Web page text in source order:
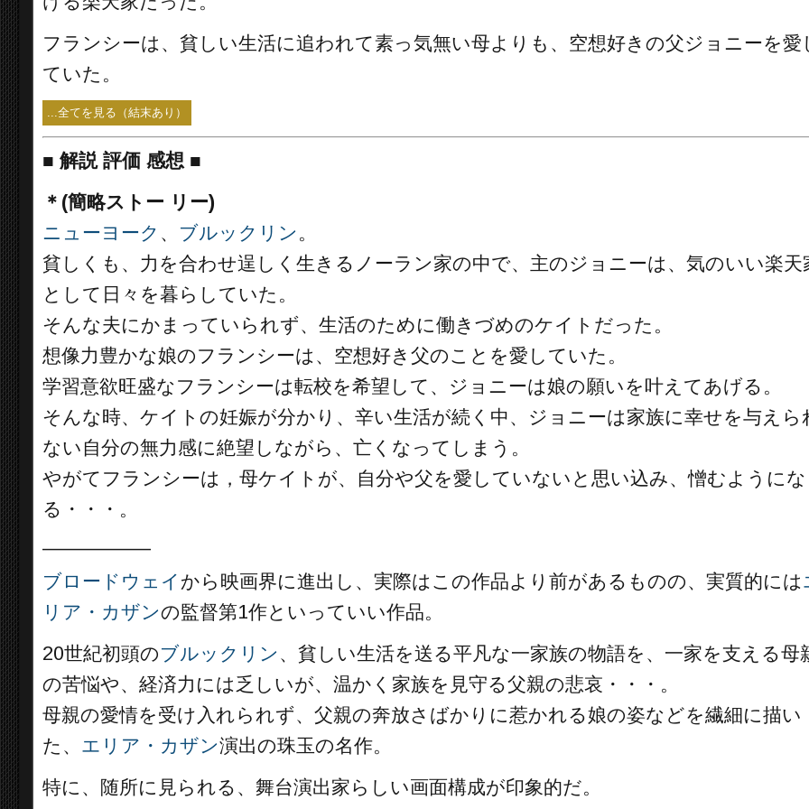
フランシーは、貧しい生活に追われて素っ気無い母よりも、空想好きの父ジョニーを愛
ていた。
...全てを見る（結末あり）
■ 解説 評価 感想 ■
＊(簡略ストー リー)
ニューヨーク 、 ブルックリン 。
貧しくも、力を合わせ逞しく生きるノーラン家の中で、主のジョニーは、気のいい楽天
として日々を暮らしていた。
そんな夫にかまっていられず、生活のために働きづめのケイトだった。
想像力豊かな娘のフランシーは、空想好き父のことを愛していた。
学習意欲旺盛なフランシーは転校を希望して、ジョニーは娘の願いを叶えてあげる。
そんな時、ケイトの妊娠が分かり、辛い生活が続く中、ジョニーは家族に幸せを与えら
ない自分の無力感に絶望しながら、亡くなってしまう。
やがてフランシーは，母ケイトが、自分や父を愛していないと思い込み、憎むようにな
る・・・。
ブロードウェイ から映画界に進出し、実際はこの作品より前があるものの、実質的には
リア・カザンの監督第1作といっていい作品。
20世紀初頭のブルックリン 、貧しい生活を送る平凡な一家族の物語を、一家を支える母
の苦悩や、経済力には乏しいが、温かく家族を見守る父親の悲哀・・・。
母親の愛情を受け入れられず、父親の奔放さばかりに惹かれる娘の姿などを繊細に描い
た、 エリア・カザン演出の珠玉の名作。
特に、随所に見られる、舞台演出家らしい画面構成が印象的だ。